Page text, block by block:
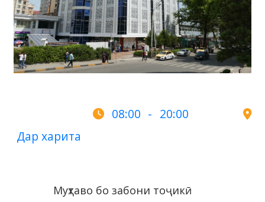
08:00 - 20:00
Дар харита
Муҳтаво бо забони тоҷикӣ